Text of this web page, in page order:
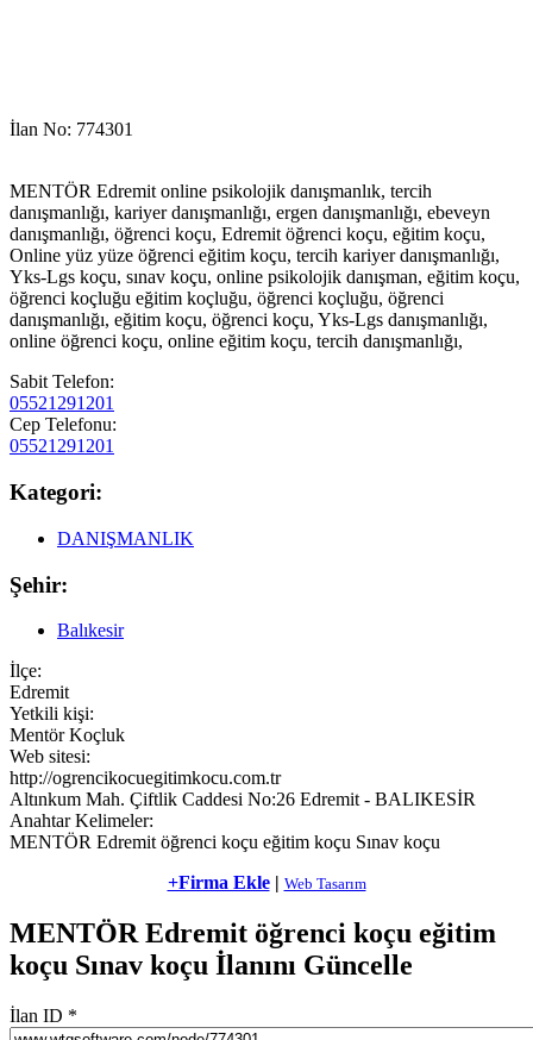
İlan No: 774301
MENTÖR Edremit online psikolojik danışmanlık, tercih
danışmanlığı, kariyer danışmanlığı, ergen danışmanlığı, ebeveyn
danışmanlığı, öğrenci koçu, Edremit öğrenci koçu, eğitim koçu,
Online yüz yüze öğrenci eğitim koçu, tercih kariyer danışmanlığı,
Yks-Lgs koçu, sınav koçu, online psikolojik danışman, eğitim koçu,
öğrenci koçluğu eğitim koçluğu, öğrenci koçluğu, öğrenci
danışmanlığı, eğitim koçu, öğrenci koçu, Yks-Lgs danışmanlığı,
online öğrenci koçu, online eğitim koçu, tercih danışmanlığı,
Sabit Telefon:
05521291201
Cep Telefonu:
05521291201
Kategori:
DANIŞMANLIK
Şehir:
Balıkesir
İlçe:
Edremit
Yetkili kişi:
Mentör Koçluk
Web sitesi:
http://ogrencikocuegitimkocu.com.tr
Altınkum Mah. Çiftlik Caddesi No:26 Edremit - BALIKESİR
Anahtar Kelimeler:
MENTÖR Edremit öğrenci koçu eğitim koçu Sınav koçu
+Firma Ekle | Web Tasarım
MENTÖR Edremit öğrenci koçu eğitim
koçu Sınav koçu İlanını Güncelle
İlan ID *